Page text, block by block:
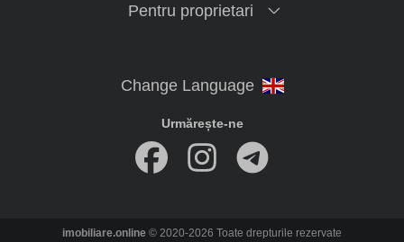
Pentru proprietari
Urmărește-ne
imobiliare.online © 2020-2026 Toate drepturile rezervate